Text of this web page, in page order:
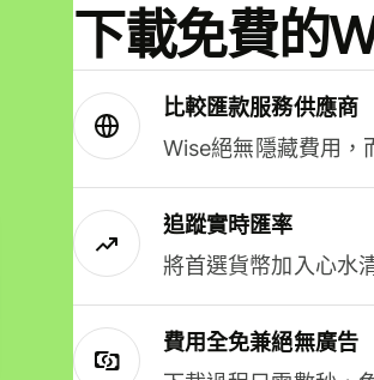
下載免費的
比較匯款服務供應商
Wise絕無隱藏費用，
追蹤實時匯率
將首選貨幣加入心水
費用全免兼絕無廣告